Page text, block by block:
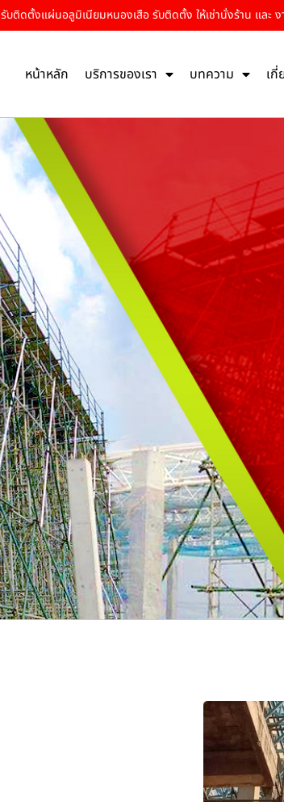
รับติดตั้งแผ่นอลูมิเนียมหนองเสือ รับติดตั้ง ให้เช่านั่งร้าน และ
หน้าหลัก บริการของเรา บทความ เ